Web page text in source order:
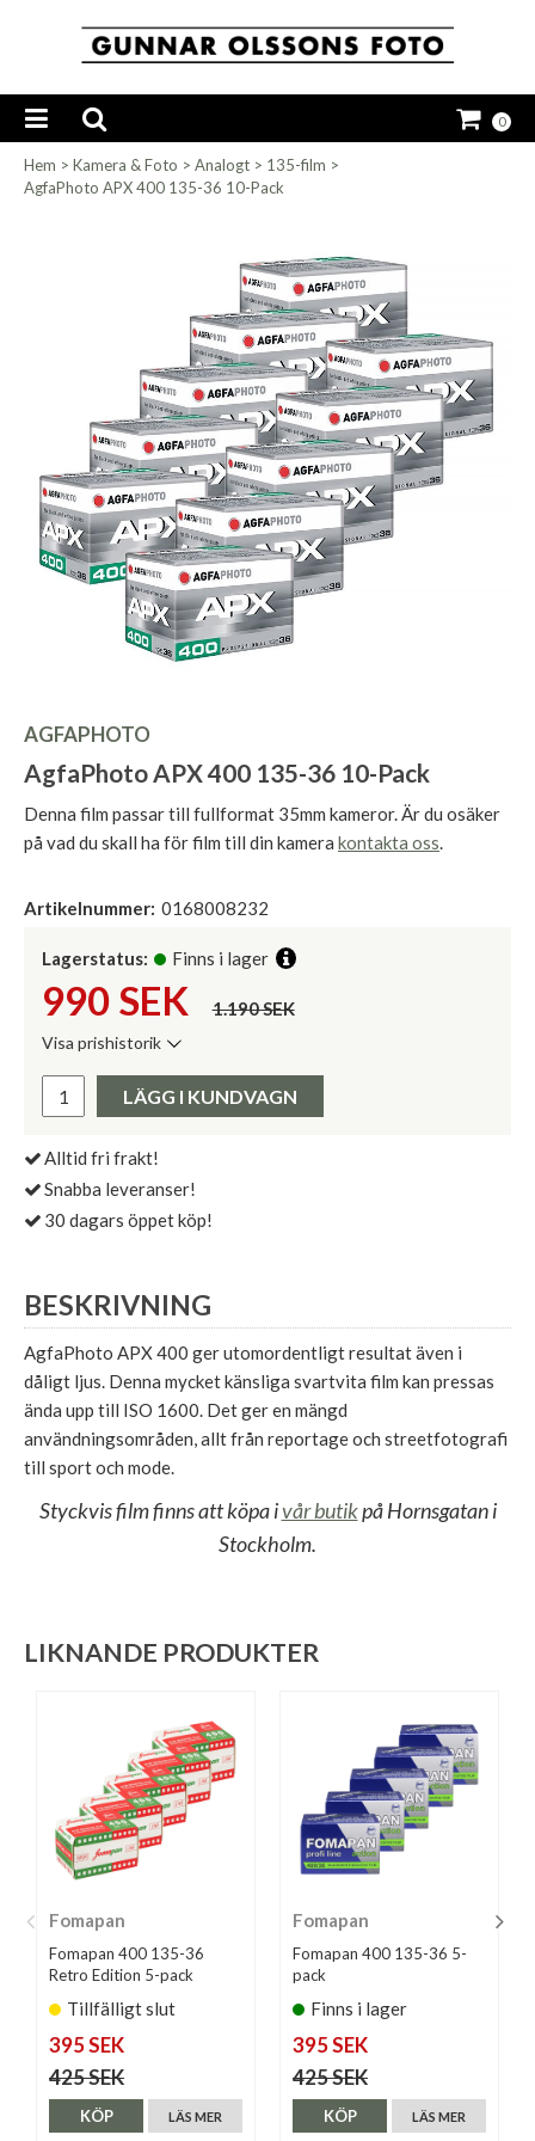
0
Hem > Kamera & Foto > Analogt > 135-film >
AgfaPhoto APX 400 135-36 10-Pack
AGFAPHOTO
AgfaPhoto APX 400 135-36 10-Pack
Denna film passar till fullformat 35mm kameror. Är du osäker
på vad du skall ha för film till din kamera kontakta oss.
Artikelnummer: 0168008232
Lagerstatus: Finns i lager
990 SEK 1.190 SEK
Visa prishistorik
Pris:
LÄGG I KUNDVAGN
Alltid fri frakt!
Snabba leveranser!
30 dagars öppet köp!
BESKRIVNING
AgfaPhoto APX 400 ger utomordentligt resultat även i
dåligt ljus. Denna mycket känsliga svartvita film kan pressas
ända upp till ISO 1600. Det ger en mängd
användningsområden, allt från reportage och streetfotografi
till sport och mode.
Styckvis film finns att köpa ivår butikpå Hornsgatan i
Stockholm.
LIKNANDE PRODUKTER
Fomapan
Fomapan 400 135-36
Retro Edition 5-pack
Tillfälligt slut
395 SEK
425 SEK
LÄS MER
KÖP
Fomapan
Fomapan 400 135-36 5-
pack
Finns i lager
395 SEK
425 SEK
LÄS MER
KÖP